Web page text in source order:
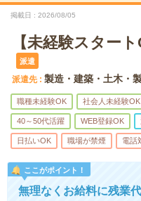
掲載日 2026/08/05
【未経験スター
派遣
派遣先 製造・建築・土木・
職種未経験OK 社会人未経験OK
40～50代活躍 WEB登録OK
日払いOK 職場が禁煙 電話
ここがポイント！
無理なくお給料に残業